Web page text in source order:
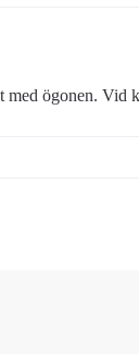
ögonen.